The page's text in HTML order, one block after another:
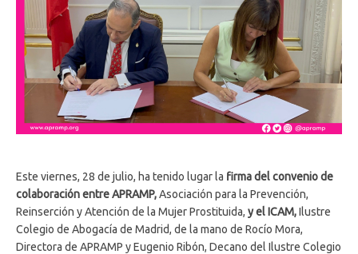
Este viernes, 28 de julio, ha tenido lugar la firma del convenio de
colaboración entre APRAMP,Asociación para la Prevención,
Reinserción y Atención de la Mujer Prostituida, y el ICAM,Ilustre
Colegio de Abogacía de Madrid, de la mano de Rocío Mora,
Directora de APRAMP y Eugenio Ribón, Decano del Ilustre Colegio